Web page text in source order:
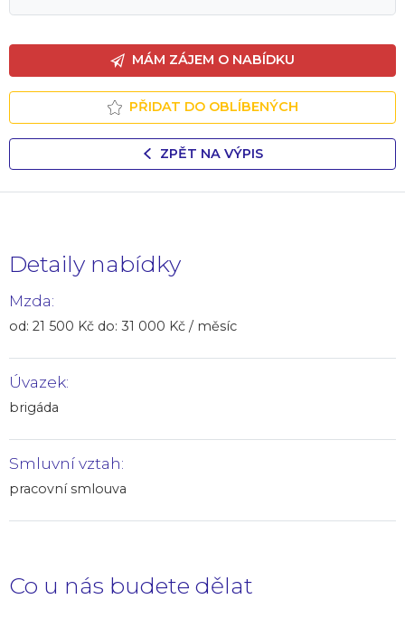
MÁM ZÁJEM O NABÍDKU
PŘIDAT DO OBLÍBENÝCH
ZPĚT NA VÝPIS
Detaily nabídky
Mzda:
od: 21 500 Kč do: 31 000 Kč / měsíc
Úvazek:
brigáda
Smluvní vztah:
pracovní smlouva
Co u nás budete dělat